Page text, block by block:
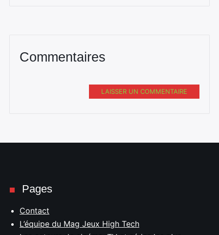
Commentaires
LAISSER UN COMMENTAIRE
Pages
Contact
L’équipe du Mag Jeux High Tech